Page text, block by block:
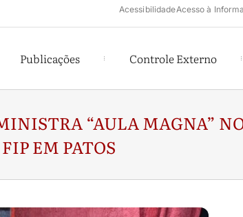
AcessibilidadeAcesso à
Publicações Controle Externo
“AULA MAGNA”
FIP EM PATOS